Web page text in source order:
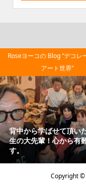
背中から学ばせて頂い
生の大先輩！心から有
す。
Roseヨーコの Blog “デコレ
アート世界”
Copyright ©